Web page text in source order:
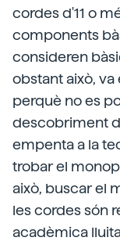
cordes d'11 o
components
consideren
obstant això,
perquè no es
descobriment
empenta a la
trobar el
això, buscar el
les cordes són
acadèmica